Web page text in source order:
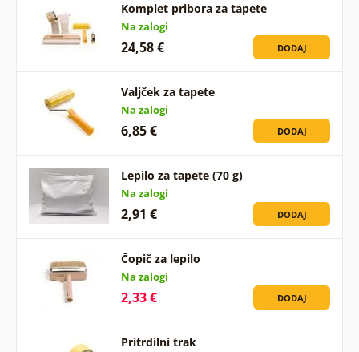
Komplet pribora za tapete
Na zalogi
24,58 € DODAJ
Valjček za tapete
Na zalogi
6,85 € DODAJ
Lepilo za tapete (70 g)
Na zalogi
2,91 € DODAJ
Čopič za lepilo
Na zalogi
2,33 € DODAJ
Pritrdilni trak